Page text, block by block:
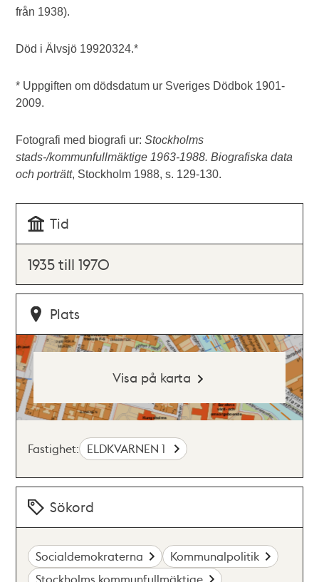
från 1938).
Död i Älvsjö 19920324.*
* Uppgiften om dödsdatum ur Sveriges Dödbok 1901-
2009.
Fotografi med biografi ur:Stockholms
stads-/kommunfullmäktige 1963-1988. Biografiska data
och porträtt, Stockholm 1988, s. 129-130.
Tid
1935 till 1970
Plats
Visa på karta
Fastighet: ELDKVARNEN 1
Sökord
Socialdemokraterna
Kommunalpolitik
Stockholms kommunfullmäktige